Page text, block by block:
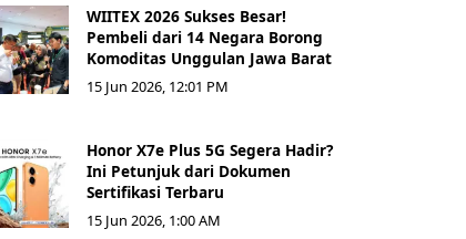
WIITEX 2026 Sukses Besar!
Pembeli dari 14 Negara Borong
Komoditas Unggulan Jawa Barat
15 Jun 2026, 12:01 PM
Honor X7e Plus 5G Segera Hadir?
Ini Petunjuk dari Dokumen
Sertifikasi Terbaru
15 Jun 2026, 1:00 AM